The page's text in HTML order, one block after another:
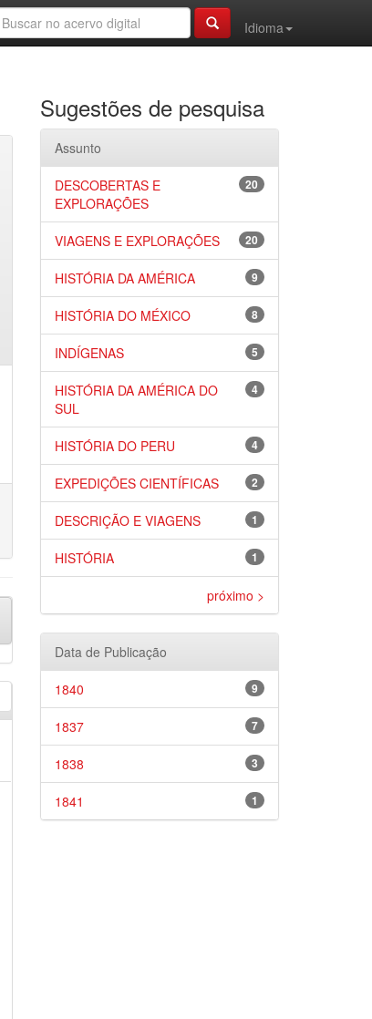
Idioma
Sugestões de pesquisa
Assunto
20
DESCOBERTAS E
EXPLORAÇÕES
20
VIAGENS E EXPLORAÇÕES
9
HISTÓRIA DA AMÉRICA
8
HISTÓRIA DO MÉXICO
5
INDÍGENAS
4
HISTÓRIA DA AMÉRICA DO
SUL
4
HISTÓRIA DO PERU
2
EXPEDIÇÕES CIENTÍFICAS
1
DESCRIÇÃO E VIAGENS
1
HISTÓRIA
próximo >
Data de Publicação
9
1840
7
1837
3
1838
1
1841